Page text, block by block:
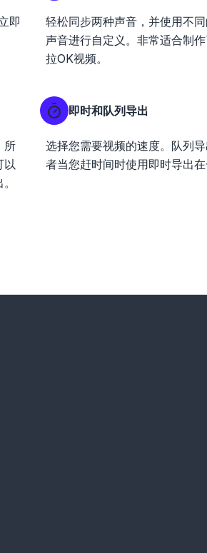
即
轻松同步两种声音，并使用不
声音进行自定义。非常适合制
拉OK视频。
所
以
即时和队列导出
选择您需要视频的速度。队列
者当您赶时间时使用即时导出在